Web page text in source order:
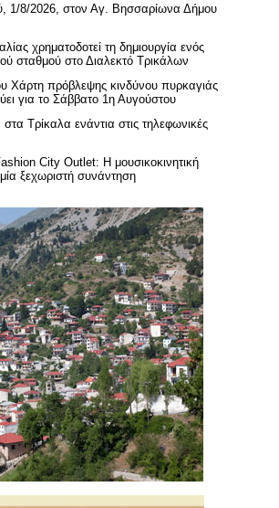
1/8/2026, στον Αγ. Βησσαρίωνα Δήμου
χρηματοδοτεί τη δημιουργία ενός
σταθμού στο Διαλεκτό Τρικάλων
Χάρτη πρόβλεψης κινδύνου πυρκαγιάς
για το Σάββατο 1η Αυγούστου
Τρίκαλα ενάντια στις τηλεφωνικές
City Outlet: Η μουσικοκινητική
ξεχωριστή συνάντηση